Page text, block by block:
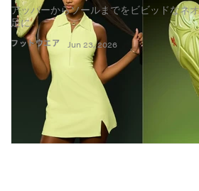
フットウエア
アッパーからソールまでをビビッドなネ
足に
Jun 23, 2026